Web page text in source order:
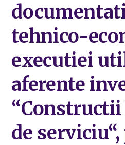
tehnico-
executiei
aferente
de